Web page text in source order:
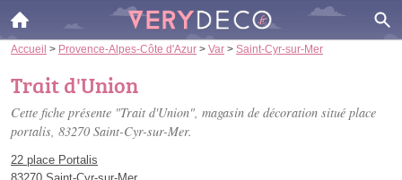
Accueil > Provence-Alpes-Côte d'Azur > Var > Saint-Cyr-sur-Mer
Trait d'Union
Cette fiche présente "Trait d'Union", magasin de décoration situé place
portalis, 83270 Saint-Cyr-sur-Mer.
22 place Portalis